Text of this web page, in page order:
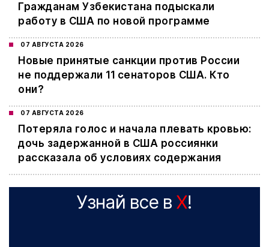
Гражданам Узбекистана подыскали
работу в США по новой программе
07 АВГУСТА 2026
Новые принятые санкции против России
не поддержали 11 сенаторов США. Кто
они?
07 АВГУСТА 2026
Потеряла голос и начала плевать кровью:
дочь задержанной в США россиянки
рассказала об условиях содержания
Узнай все в X!